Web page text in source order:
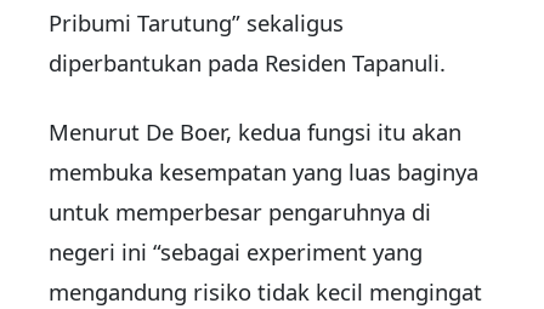
Pribumi Tarutung” sekaligus
diperbantukan pada Residen Tapanuli.
Menurut De Boer, kedua fungsi itu akan
membuka kesempatan yang luas baginya
untuk memperbesar pengaruhnya di
negeri ini “sebagai experiment yang
mengandung risiko tidak kecil mengingat